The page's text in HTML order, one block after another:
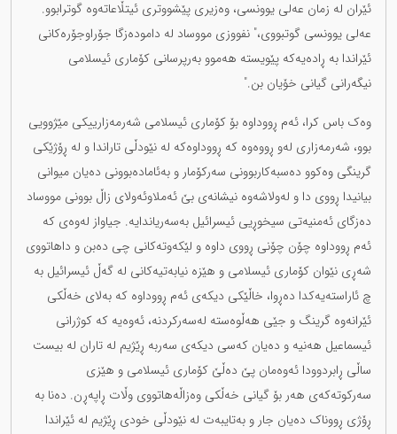
ئێران لە زمان عەلی یوونسی، وەزیری پێشووتری ئیتڵاعاتەوە گوترابوو.
عەلی یوونسی گوتبووی،" نفووزی مووساد لە دامودەزگا جۆراوجۆرەکانی
ئێراندا بە ڕادەیەکە پێویستە هەموو بەرپرسانی کۆماری ئیسلامی
نیگەرانی گیانی خۆیان بن."
وەک باس کرا، ئەم ڕووداوە بۆ کۆماری ئیسلامی شەرمەزارییکی مێژوویی
بوو، شەرمەزاری لەو ڕووەوە کە ڕووداوەکە لە نێودڵی تاراندا و لە ڕۆژێکی
گرینگی وەکوو دەسبەکاربوونی سەرکۆمار و بەئامادەبوونی دەیان میوانی
بیانیدا ڕووی دا و لەولاشەوە نیشانەی بێ ئەملاوئەولای زاڵ بوونی مووساد
دەزگای ئەمنیەتی سیخوڕیی ئیسرائیل بەسەریاندایە. جیاواز لەوەی کە
ئەم ڕووداوە چۆن چۆنی ڕووی داوە و لێکەوتەکانی چی دەبن و داهاتووی
شەڕی نێوان کۆماری ئیسلامی و هێزە نیابەتیەکانی لە گەڵ ئیسرائیل بە
چ ئاراستەیەکدا دەڕوا، خاڵێکی دیکەی ئەم ڕووداوە کە بەلای خەڵکی
ئێرانەوە گرینگ و جێی هەڵوەستە لەسەرکردنە، ئەوەیە کە کوژرانی
ئیسماعیل هەنیە و دەیان کەسی دیکەی سەربە ڕێژیم لە تاران لە بیست
ساڵی ڕابردوودا ئەوەمان پێ دەڵێ کۆماری ئیسلامی و هێزی
سەرکوتەکەی هەر بۆ گیانی خەڵکی وەزاڵەهاتووی وڵات ڕاپەڕن. دەنا بە
ڕۆژی ڕووناک دەیان جار و بەتایبەت لە نێودڵی خودی ڕێژیم لە ئێراندا